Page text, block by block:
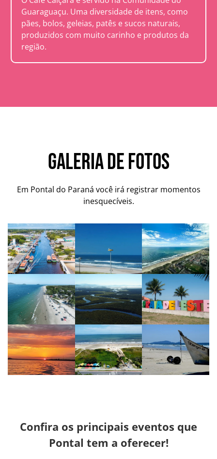
Guaraguaçu. Uma diversidade de itens, como
pães, bolos, geleias, patês e sucos naturais,
produzidos com muito carinho e produtos da
região.
Galeria de Fotos
Em Pontal do Paraná você irá registrar momentos
inesquecíveis.
Confira os principais eventos que
Pontal tem a oferecer!